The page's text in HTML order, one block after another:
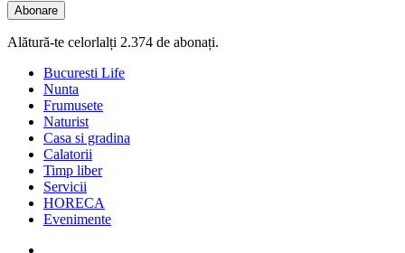
Abonare
Alătură-te celorlalți 2.374 de abonați.
Bucuresti Life
Nunta
Frumusete
Naturist
Casa si gradina
Calatorii
Timp liber
Servicii
HORECA
Evenimente